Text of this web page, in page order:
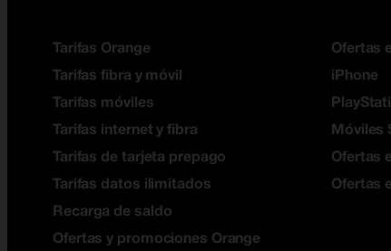
Tarifas Orange
Tarifas fibra y móvil
Tarifas móviles
Tarifas internet y fibra
Tarifas de tarjeta prepago
Tarifas datos ilimitados
Recarga de saldo
Ofertas y promociones Orange
Ofertas
iPhone
Móviles
Ofertas
Ofertas